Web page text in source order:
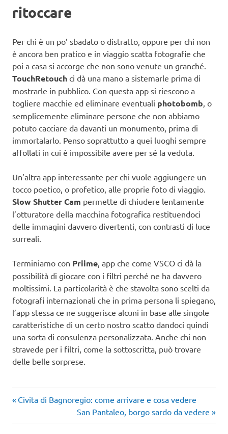
ritoccare
Per chi è un po’ sbadato o distratto, oppure per chi non
è ancora ben pratico e in viaggio scatta fotografie che
poi a casa si accorge che non sono venute un granché.
TouchRetouch ci dà una mano a sistemarle prima di
mostrarle in pubblico. Con questa app si riescono a
togliere macchie ed eliminare eventuali photobomb, o
semplicemente eliminare persone che non abbiamo
potuto cacciare da davanti un monumento, prima di
immortalarlo. Penso soprattutto a quei luoghi sempre
affollati in cui è impossibile avere per sé la veduta.
Un’altra app interessante per chi vuole aggiungere un
tocco poetico, o profetico, alle proprie foto di viaggio.
Slow Shutter Cam permette di chiudere lentamente
l’otturatore della macchina fotografica restituendoci
delle immagini davvero divertenti, con contrasti di luce
surreali.
Terminiamo con Priime, app che come VSCO ci dà la
possibilità di giocare con i filtri perché ne ha davvero
moltissimi. La particolarità è che stavolta sono scelti da
fotografi internazionali che in prima persona li spiegano,
l’app stessa ce ne suggerisce alcuni in base alle singole
caratteristiche di un certo nostro scatto dandoci quindi
una sorta di consulenza personalizzata. Anche chi non
stravede per i filtri, come la sottoscritta, può trovare
delle belle sorprese.
Navigazione
articoli
Articolo
Civita di Bagnoregio: come arrivare e cosa vedere
Articolo
successivo:
San Pantaleo, borgo sardo da vedere